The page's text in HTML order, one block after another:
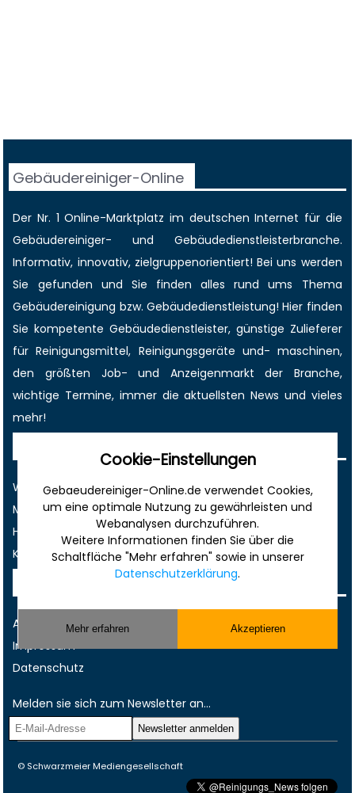
Gebäudereiniger-Online
Der Nr. 1 Online-Marktplatz im deutschen Internet für die
Gebäudereiniger- und Gebäudedienstleisterbranche.
Informativ, innovativ, zielgruppenorientiert! Bei uns werden
Sie gefunden und Sie finden alles rund ums Thema
Gebäudereinigung bzw. Gebäudedienstleistung! Hier finden
Sie kompetente Gebäudedienstleister, günstige Zulieferer
für Reinigungsmittel, Reinigungsgeräte und- maschinen,
den größten Job- und Anzeigenmarkt der Branche,
wichtige Termine, immer dieaktuellsten News und vieles
mehr!
Werbung
Musterverträge und Vorlagen
Hilfe
Kontakt
AGB
Impressum
Datenschutz
Melden sie sich zum Newsletter an...
© Schwarzmeier Mediengesellschaft
Cookie-Einstellungen
Gebaeudereiniger-Online.de verwendet Cookies,
um eine optimale Nutzung zu gewährleisten und
Webanalysen durchzuführen.
Weitere Informationen finden Sie über die
Schaltfläche "Mehr erfahren" sowie in unserer
Datenschutzerklärung.
Mehr erfahren Akzeptieren